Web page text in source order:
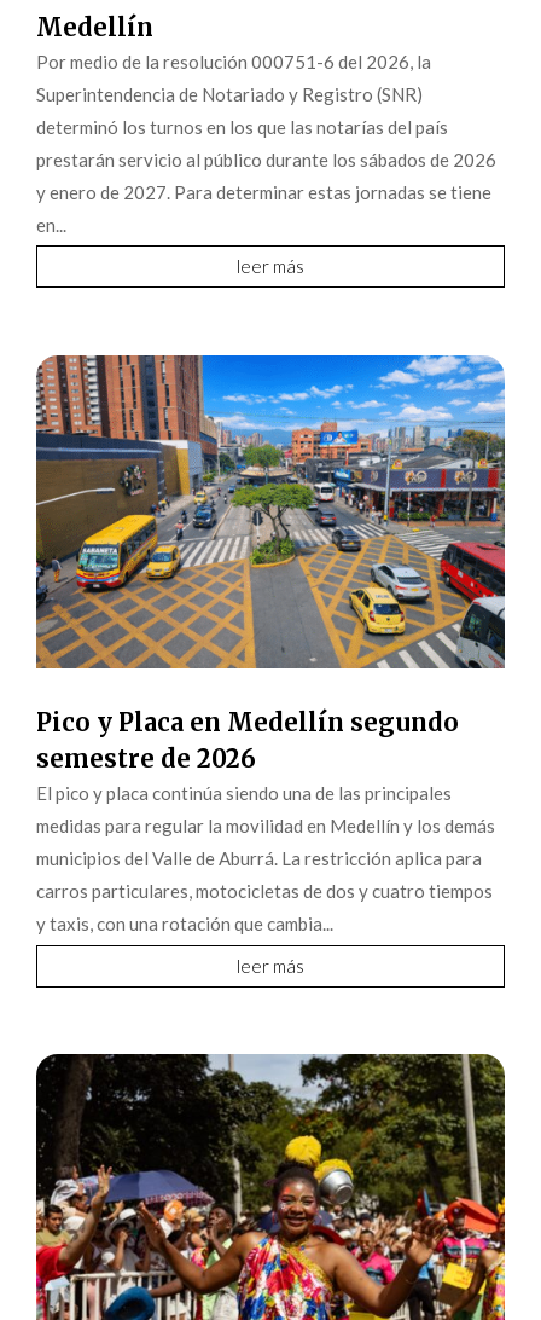
Medellín
Por medio de la resolución 000751-6 del 2026, la
Superintendencia de Notariado y Registro (SNR)
determinó los turnos en los que las notarías del país
prestarán servicio al público durante los sábados de 2026
y enero de 2027. Para determinar estas jornadas se tiene
en...
leer más
Pico y Placa en Medellín segundo
semestre de 2026
El pico y placa continúa siendo una de las principales
medidas para regular la movilidad en Medellín y los demás
municipios del Valle de Aburrá. La restricción aplica para
carros particulares, motocicletas de dos y cuatro tiempos
y taxis, con una rotación que cambia...
leer más